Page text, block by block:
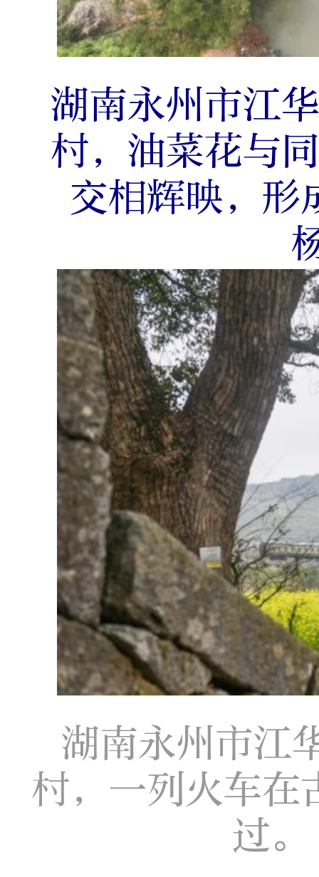
湖南永州市江
村，油菜花与
交相辉映，形
湖南永州市江
村，一列火车在
过